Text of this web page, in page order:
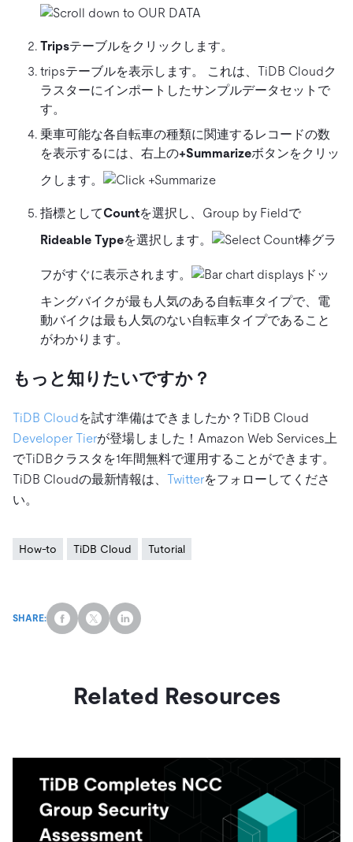
Tripsテーブルをクリックします。
tripsテーブルを表示します。 これは、TiDB Cloudク
ラスターにインポートしたサンプルデータセットで
す。
乗車可能な各自転車の種類に関連するレコードの数
を表示するには、右上の+Summarizeボタンをクリッ
クします。
指標としてCountを選択し、Group by Fieldで
Rideable Typeを選択します。 棒グラ
フがすぐに表示されます。
ドッ
キングバイクが最も人気のある自転車タイプで、電
動バイクは最も人気のない自転車タイプであること
がわかります。
もっと知りたいですか？
TiDB Cloudを試す準備はできましたか？TiDB Cloud
Developer Tierが登場しました！Amazon Web Services上
でTiDBクラスタを1年間無料で運用することができます。
TiDB Cloudの最新情報は、 Twitterをフォローしてくださ
い。
How-to TiDB Cloud Tutorial
SHARE:
Related Resources